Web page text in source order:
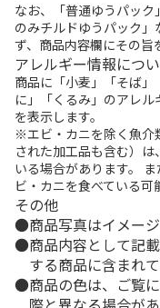
なお、「普通ゆうパッ
のみチルドゆうパック
ず、商品内容欄にその旨
アレルギー情報につ
商品に「小麦」「そば
に」「くるみ」のアレ
を表示します。
※エビ・カニを除く魚介
された加工品も含む）
いる場合があります。
ビ・カニを食べている可
その他
商品写真はイメージ
商品内容として記
する商品に含まれ
商品の色は、ご覧